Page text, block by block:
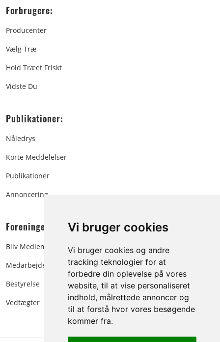
Vi bruger cookies
Vi bruger cookies og andre
tracking teknologier for at
forbedre din oplevelse på vores
website, til at vise personaliseret
indhold, målrettede annoncer og
til at forstå hvor vores besøgende
kommer fra.
Forbrugere:
Producenter
Vælg Træ
Hold Træet Friskt
Vidste Du
Publikationer:
Nåledrys
Korte Meddelelser
Publikationer
Annoncering
Foreningen:
Bliv Medlem
Medarbejdere
Bestyrelse
Vedtægter